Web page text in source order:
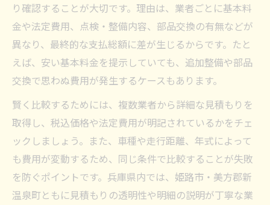
り確認することが大切です。理由は、業者ごとに基本料
金や法定費用、点検・整備内容、部品交換の有無などが
異なり、最終的な支払総額に差が生じるからです。たと
えば、安い基本料金を提示していても、追加整備や部品
交換で思わぬ費用が発生するケースもあります。
賢く比較するためには、複数業者から詳細な見積もりを
取得し、税込価格や法定費用が明記されているかをチェ
ックしましょう。また、車種や走行距離、年式によって
も費用が変動するため、同じ条件で比較することが失敗
を防ぐポイントです。兵庫県内では、姫路市・美方郡新
温泉町ともに見積もりの透明性や明細の説明が丁寧な業